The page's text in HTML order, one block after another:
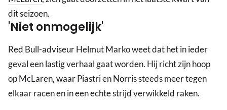
dit seizoen.
'Niet onmogelijk'
Red Bull-adviseur Helmut Marko weet dat het in ieder
geval een lastig verhaal gaat worden. Hij richt zijn hoop
op McLaren, waar Piastri en Norris steeds meer tegen
elkaar racen en in een echte strijd verwikkeld raken.